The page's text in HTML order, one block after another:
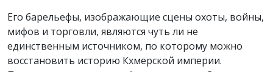
Его барельефы, изображающие сцены охоты, войны,
мифов и торговли, являются чуть ли не
единственным источником, по которому можно
восстановить историю Кхмерской империи.